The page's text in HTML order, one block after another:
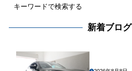
新着ブログ